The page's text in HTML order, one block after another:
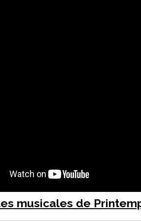
musicales de